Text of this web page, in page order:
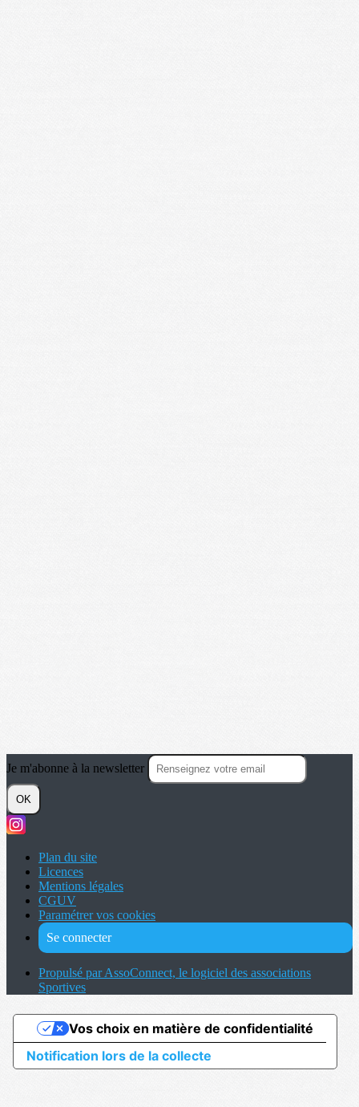
Je m'abonne à la newsletter
OK
Plan du site
Licences
Mentions légales
CGUV
Paramétrer vos cookies
Se connecter
Propulsé par AssoConnect, le logiciel des associations
Sportives
Notification lors de la collecte
Vos choix en matière de confidentialité